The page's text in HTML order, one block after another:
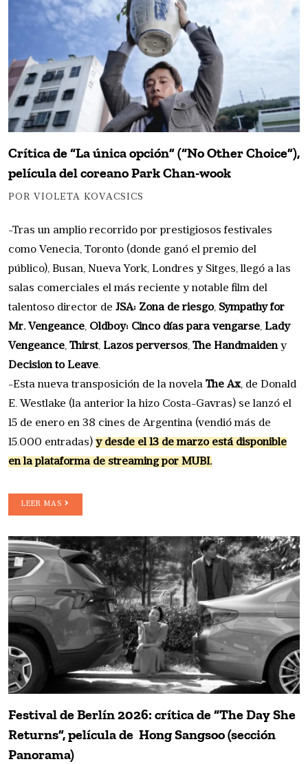
Crítica de “La única opción” (“No Other Choice”),
película del coreano Park Chan-wook
POR VIOLETA KOVACSICS
-Tras un amplio recorrido por prestigiosos festivales
como Venecia, Toronto (donde ganó el premio del
público), Busan, Nueva York, Londres y Sitges, llegó a las
salas comerciales el más reciente y notable film del
talentoso director de JSA: Zona de riesgo, Sympathy for
Mr. Vengeance, Oldboy: Cinco días para vengarse, Lady
Vengeance, Thirst, Lazos perversos, The Handmaideny
Decision to Leave.
-Esta nueva transposición de la novela The Ax, de Donald
E. Westlake (la anterior la hizo Costa-Gavras) se lanzó el
15 de enero en 38 cines de Argentina (vendió más de
15.000 entradas) y desde el 13 de marzo está disponible
en la plataforma de streaming por MUBI.
LEER MAS
Festival de Berlín 2026: crítica de “The Day She
Returns”, película de Hong Sangsoo (sección
Panorama)